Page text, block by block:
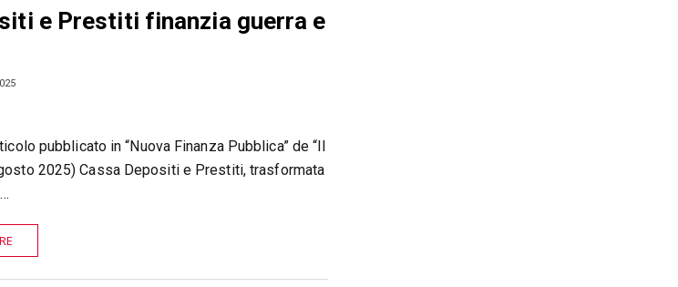
e Prestiti finanzia guerra e
pubblicato in “Nuova Finanza Pubblica” de “Il
2025) Cassa Depositi e Prestiti, trasformata